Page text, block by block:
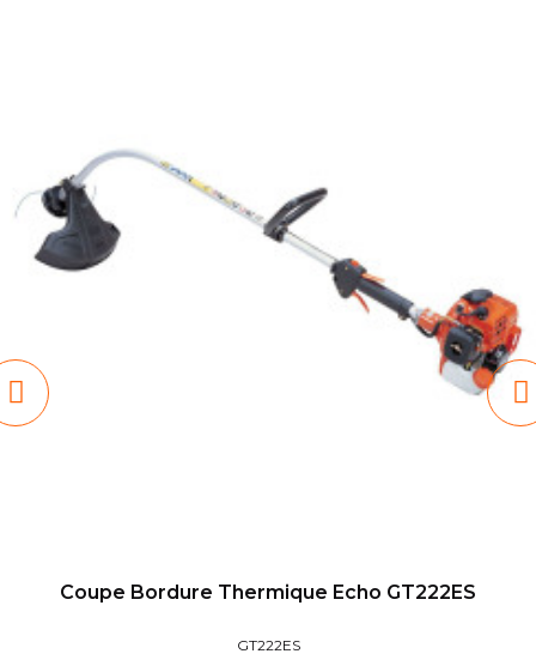
Coupe Bordure Thermique Echo GT222ES
GT222ES